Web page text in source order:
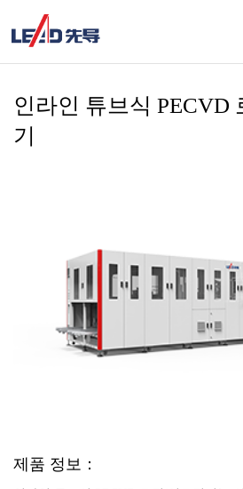
인라인 튜브식 PECVD
기
제품 정보：